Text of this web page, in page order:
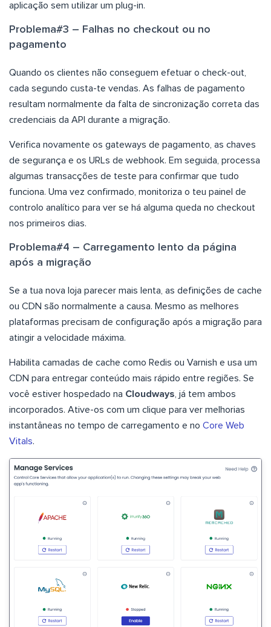
aplicação sem utilizar um plug-in.
Problema#3 – Falhas no checkout ou no
pagamento
Quando os clientes não conseguem efetuar o check-out,
cada segundo custa-te vendas. As falhas de pagamento
resultam normalmente da falta de sincronização correta das
credenciais da API durante a migração.
Verifica novamente os gateways de pagamento, as chaves
de segurança e os URLs de webhook. Em seguida, processa
algumas transacções de teste para confirmar que tudo
funciona. Uma vez confirmado, monitoriza o teu painel de
controlo analítico para ver se há alguma queda no checkout
nos primeiros dias.
Problema#4 – Carregamento lento da página
após a migração
Se a tua nova loja parecer mais lenta, as definições de cache
ou CDN são normalmente a causa. Mesmo as melhores
plataformas precisam de configuração após a migração para
atingir a velocidade máxima.
Habilita camadas de cache como Redis ou Varnish e usa um
CDN para entregar conteúdo mais rápido entre regiões. Se
você estiver hospedado na Cloudways , já tem ambos
incorporados. Ative-os com um clique para ver melhorias
instantâneas no tempo de carregamento e no Core Web
Vitals.